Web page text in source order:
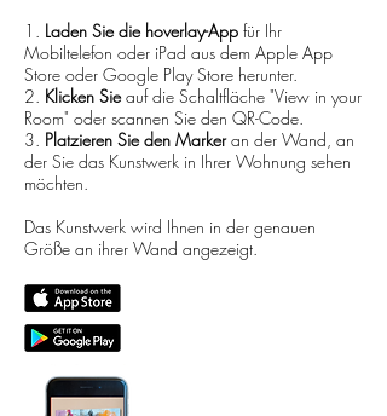
1. Laden Sie die hoverlay-App für Ihr
Mobiltelefon oder iPad aus dem Apple App
Store oder Google Play Store herunter.
2. Klicken Sieauf die Schaltfläche "View in your
Room" oder scannen Sie den QR-Code.
3. Platzieren Sie den Markeran der Wand, an
der Sie das Kunstwerk in Ihrer Wohnung sehen
möchten.
Das Kunstwerk wird Ihnen in der genauen
Größe an ihrer Wand angezeigt.